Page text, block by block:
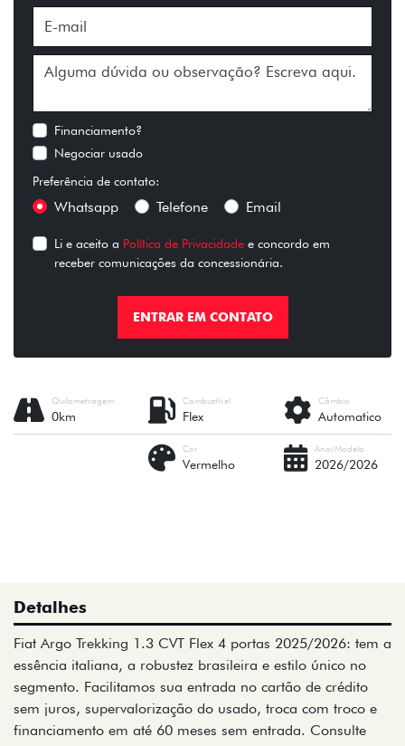
Financiamento?
Negociar usado
Preferência de contato:
Whatsapp Telefone Email
Li e aceito a Política de Privacidade e concordo em
receber comunicações da concessionária.
ENTRAR EM CONTATO
Câmbio
Automatico
Combustível
Flex
Quilometragem
0km
Ano/Modelo
2026/2026
Cor
Vermelho
Detalhes
Fiat Argo Trekking 1.3 CVT Flex 4 portas 2025/2026: tem a
essência italiana, a robustez brasileira e estilo único no
segmento. Facilitamos sua entrada no cartão de crédito
sem juros, supervalorização do usado, troca com troco e
financiamento em até 60 meses sem entrada. Consulte